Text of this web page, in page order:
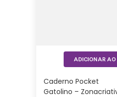
Caderno Pocket
Gatolino –
ADICIONAR AO